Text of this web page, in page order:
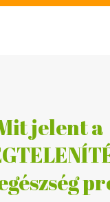
jelent a